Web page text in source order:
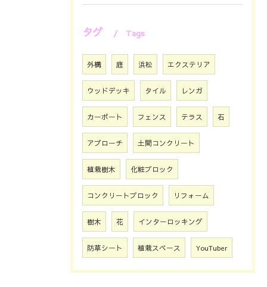
タグ Tags
外構 庭 浜松 エクステリア
ウッドデッキ タイル レンガ
カーポート フェンス テラス 石
アプローチ 土間コンクリート
植栽樹木 化粧ブロック
コンクリートブロック リフォーム
樹木 花 インターロッキング
防草シート 植栽スペース YouTuber